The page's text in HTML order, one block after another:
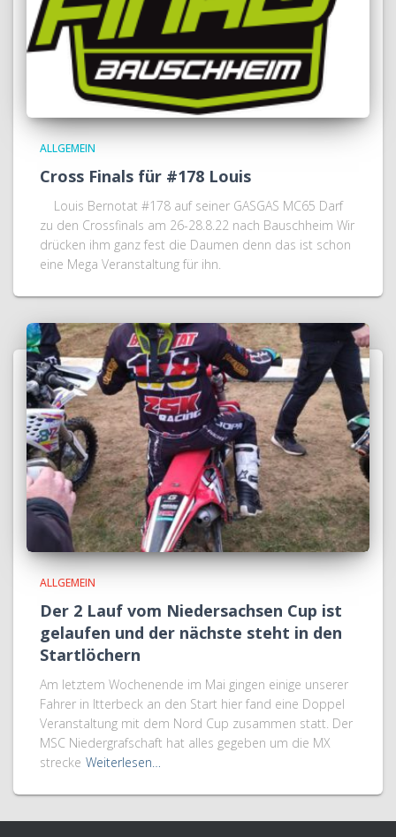
ALLGEMEIN
Cross Finals für #178 Louis
Louis Bernotat #178 auf seiner GASGAS MC65 Darf
zu den Crossfinals am 26-28.8.22 nach Bauschheim Wir
drücken ihm ganz fest die Daumen denn das ist schon
eine Mega Veranstaltung für ihn.
ALLGEMEIN
Der 2 Lauf vom Niedersachsen Cup ist
gelaufen und der nächste steht in den
Startlöchern
Am letztem Wochenende im Mai gingen einige unserer
Fahrer in Itterbeck an den Start hier fand eine Doppel
Veranstaltung mit dem Nord Cup zusammen statt. Der
MSC Niedergrafschaft hat alles gegeben um die MX
strecke Weiterlesen…